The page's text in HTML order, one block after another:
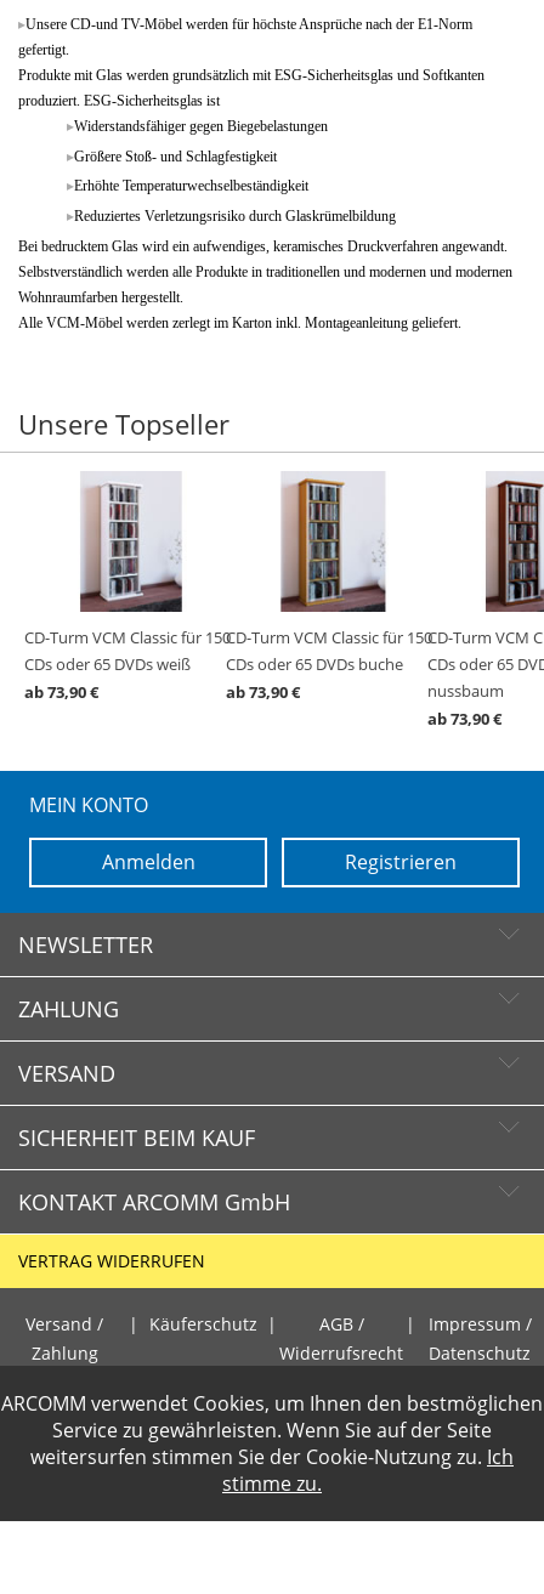
ARCOMM verwendet Cookies, um Ihnen den bestmöglichen
Service zu gewährleisten. Wenn Sie auf der Seite
weitersurfen stimmen Sie der Cookie-Nutzungzu. Ich
stimme zu.
Unsere CD-und TV-Möbel werden für höchste Ansprüche nach der E1-Norm
gefertigt.
Produkte mit Glas werden grundsätzlich mit ESG-Sicherheitsglas und Softkanten
produziert. ESG-Sicherheitsglas ist
Widerstandsfähiger gegen Biegebelastungen
Größere Stoß- und Schlagfestigkeit
Erhöhte Temperaturwechselbeständigkeit
Reduziertes Verletzungsrisiko durch Glaskrümelbildung
Bei bedrucktem Glas wird ein aufwendiges, keramisches Druckverfahren angewandt.
Selbstverständlich werden alle Produkte in traditionellen und modernen und modernen
Wohnraumfarben hergestellt.
Alle VCM-Möbel werden zerlegt im Karton inkl. Montageanleitung geliefert.
Unsere Topseller
CD-Turm VCM Classic für 150
CDs oder 65 DVDs weiß
ab 73,90 €
CD-Turm VCM Classic für 150
CDs oder 65 DVDs buche
ab 73,90 €
CD-Turm VCM
CDs oder 65
nussbaum
ab 73,90 €
MEIN KONTO
Registrieren
Anmelden
NEWSLETTER
Newsletter abonnieren
Newsletter abbestellen
ZAHLUNG
VERSAND
SICHERHEIT BEIM KAUF
Schnelle Lieferzeiten
Käuferschutz
Sichere Zahlung mit SSL-Verschlüsselung
Datenschutz
perfekter Schutz gegen kriminelle Angriffe
Sicheres Bezahlen mit Kreditkarte
KONTAKT ARCOMM GmbH
+49 (0)30 351 26 92 80
E-Mail
info@arcomm.de
VERTRAG WIDERRUFEN
Versand /
Zahlung
| Käuferschutz |
AGB /
Widerrufsrecht
|
Impressum /
Datenschutz
Gewerbetreibende loggen sich bitte ein f�r die Anzeige der
Nettopreise. Preisangaben inkl.19% MwSt und zzgl.Service- und
Versandkosten